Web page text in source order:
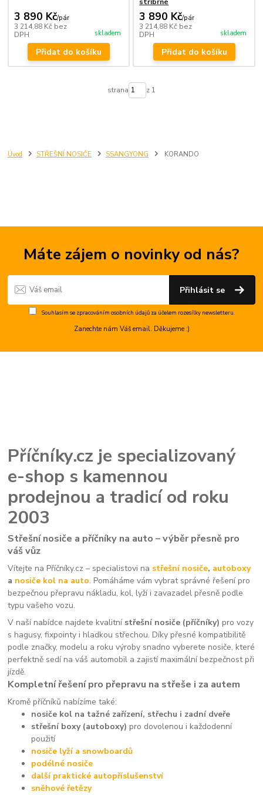
Úvod STŘEŠNÍ NOSIČE SSANGYONG KORANDO
3 890 Kč/pár
3 214,88 Kč bez
DPH
skladem
Přidat do košíku
3 890 Kč/pár
3 214,88 Kč bez
DPH
skladem
Přidat do košíku
strana z 1
Máte zájem o novinky od nás?
Přihlásit se
Souhlasím se zpracováním osobních údajůza účelem rozesílky newsletteru.
Zanechte nám Váš email. Děkujeme :)
Příčníky.cz je specializovaný
e-shop s kamennou
prodejnou a tradicí od roku
2003
Střešní nosiče a příčníky na auto – výběr přesně pro
váš vůz
Vítejte na Příčníky.cz – specialistovi na střešní nosiče, autoboxy
a nosiče kol na auto. Pomáháme vám vybrat správné řešení pro
bezpečnou přepravu nákladu, kol, lyží i zavazadel přesně podle
typu vašeho vozu.
V naší nabídce najdete kvalitní střešní nosiče (příčníky) pro vozy
s hagusy, fixpointy i hladkou střechou. Díky přesné kompatibilitě
podle značky, modelu a roku výroby snadno vyberete nosiče, které
perfektně sedí na váš automobil a zajistí maximální bezpečnost při
jízdě.
Kompletní řešení pro přepravu na střeše i za autem
Kromě příčníků nabízíme také:
nosiče kol na tažné zařízení, střechu i zadní dveře
střešní boxy (autoboxy) pro dovolenou i každodenní
použití
nosiče lyží a snowboardů
podélné nosiče
další praktické autopříslušenství
sněhové řetězy